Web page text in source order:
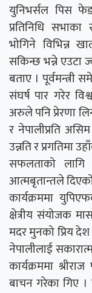
युनिभर्सल पिस
प्रतिनिधि
भोगिने विभिन्न
सकिन्छ भन्ने एउटा
बताए ।
संघर्ष पार गरेर
अरुले पनि प्रेरणा
र नेपालीप्रति
उन्नति र प्रगतिमा
सफलताको
आत्मबृतान्तले
कार्यक्रममा
क्षेत्रीय संयोजक
मदर मुनको प्रिय
नेपालीलाई
कार्यक्रममा
बाचन गरेका गिए